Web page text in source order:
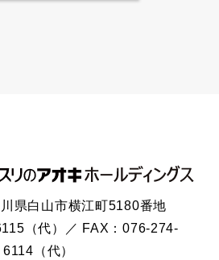
県白山市横江町5180番地
（代）／ FAX：076-274-
6114（代）